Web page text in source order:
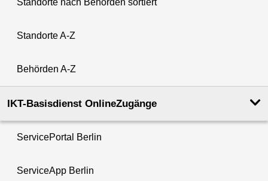
Standorte A-Z
Behörden A-Z
IKT-Basisdienst OnlineZugänge
ServicePortal Berlin
ServiceApp Berlin